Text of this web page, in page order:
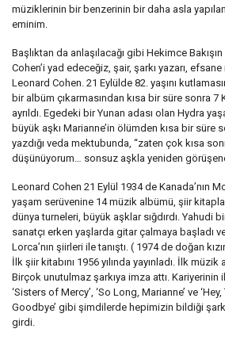
müziklerinin bir benzerinin bir daha asla
eminim.
Başlıktan da anlaşılacağı gibi Hekimce
Cohen’i yad edeceğiz, şair, şarkı yazarı,
Leonard Cohen. 21 Eylülde 82. yaşını
bir albüm çıkarmasından kısa bir süre sonra 7
ayrıldı. Egedeki bir Yunan adası olan Hydra
büyük aşkı Marianne’in ölümden kısa bir süre
yazdığı veda mektubunda, “zaten çok kısa
düşünüyorum… sonsuz aşkla yeniden
Leonard Cohen 21 Eylül 1934 de Kanada’nın
yaşam serüvenine 14 müzik albümü, şiir
dünya turneleri, büyük aşklar sığdırdı. Yahudi
sanatçı erken yaşlarda gitar çalmaya başladı
Lorca’nın şiirleri ile tanıştı. ( 1974 de doğan
İlk şiir kitabını 1956 yılında yayınladı. İlk
Birçok unutulmaz şarkıya imza attı. Kariyerinin
‘Sisters of Mercy’, ‘So Long, Marianne’ ve
Goodbye’ gibi şimdilerde hepimizin bildiği
girdi.